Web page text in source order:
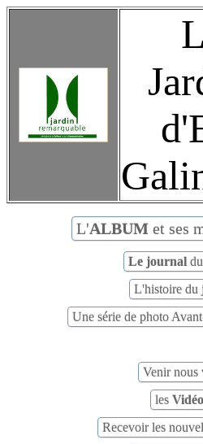
L'ALBUMet ses
Le journal
L'histoire du
Une série de photo
Venir nous
les
Recevoir les